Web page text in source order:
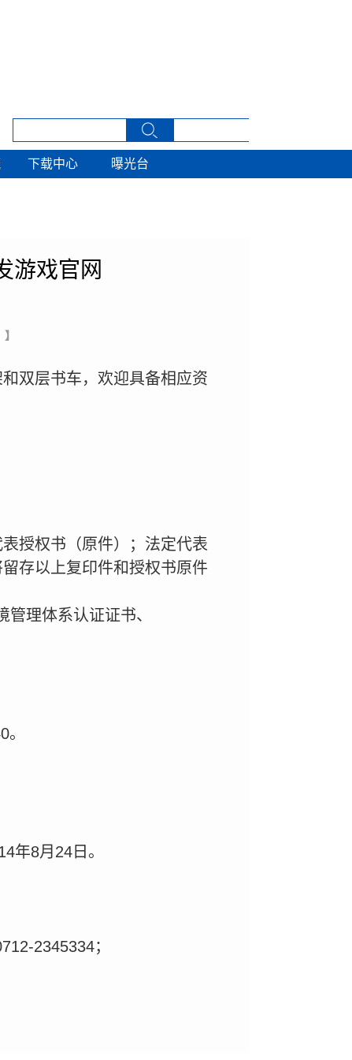
下载中心
下载中心 曝光台
曝光台
游戏官网
双层书车，欢迎具备相应资
授权书（原件）；法定代表
存以上复印件和授权书原件
理体系认证证书、
年8月24日。
2345334；